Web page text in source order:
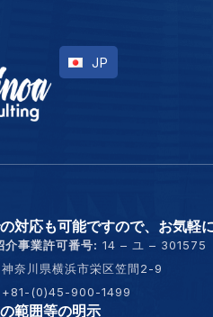
JP
EN
対応も可能ですので、お気軽
介事業許可番号: 14 – ユ – 301575
奈川県横浜市栄区笠間2-9
+81-(0)45-900-1499
範囲等の明示